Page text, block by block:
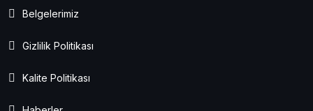
Belgelerimiz
Gizlilik Politikası
Kalite Politikası